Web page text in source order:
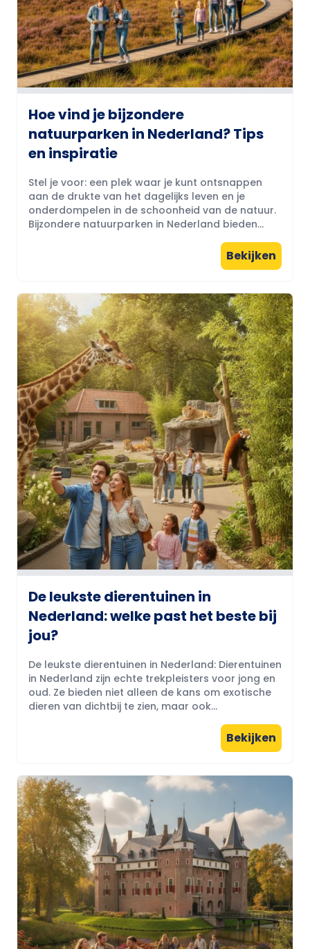
Hoe vind je bijzondere
natuurparken in Nederland? Tips
en inspiratie
Stel je voor: een plek waar je kunt ontsnappen
aan de drukte van het dagelijks leven en je
onderdompelen in de schoonheid van de natuur.
Bijzondere natuurparken in Nederland bieden...
Bekijken
De leukste dierentuinen in
Nederland: welke past het beste bij
jou?
De leukste dierentuinen in Nederland: Dierentuinen
in Nederland zijn echte trekpleisters voor jong en
oud. Ze bieden niet alleen de kans om exotische
dieren van dichtbij te zien, maar ook...
Bekijken